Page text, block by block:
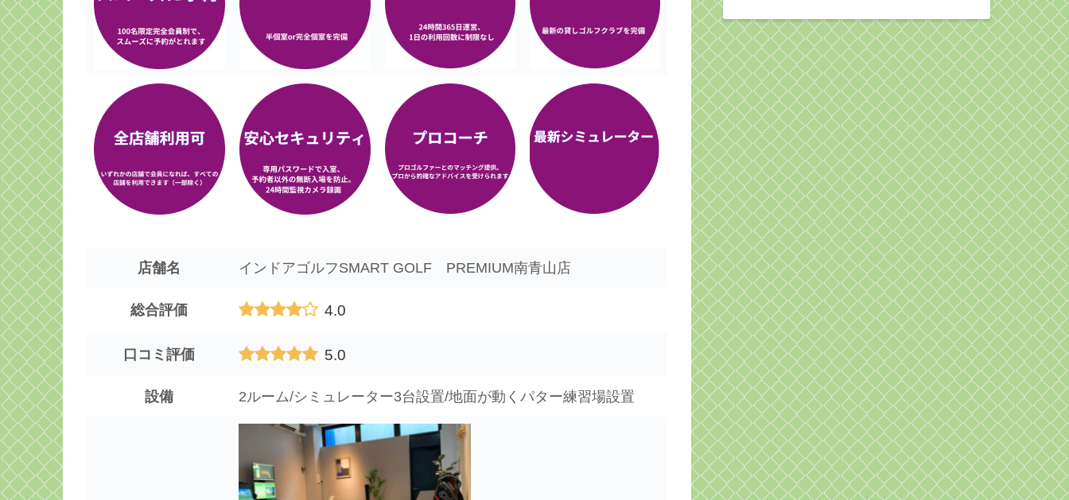
店舗名 インドアゴルフSMART GOLF PREMIUM南青山店
総合評価 4.0
口コミ評価 5.0
設備 2ルーム/シミュレーター3台設置/地面が動くパター練習場設置